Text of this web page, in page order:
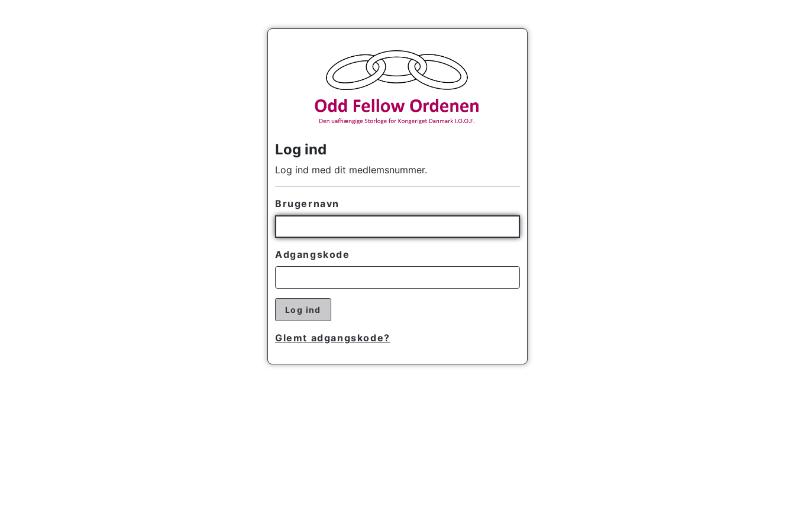
Log ind
Log ind med dit medlemsnummer.
Brugernavn
Adgangskode
Log ind
Glemt adgangskode?